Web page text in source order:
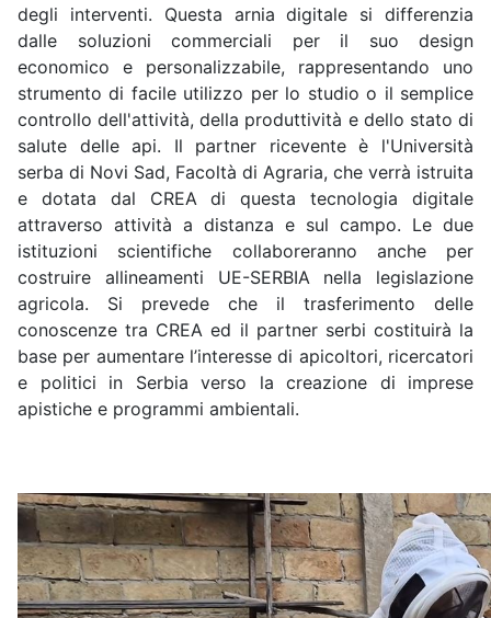
degli interventi. Questa arnia digitale si differenzia
dalle soluzioni commerciali per il suo design
economico e personalizzabile, rappresentando uno
strumento di facile utilizzo per lo studio o il semplice
controllo dell'attività, della produttività e dello stato di
salute delle api. Il partner ricevente è l'Università
serba di Novi Sad, Facoltà di Agraria, che verrà istruita
e dotata dal CREA di questa tecnologia digitale
attraverso attività a distanza e sul campo. Le due
istituzioni scientifiche collaboreranno anche per
costruire allineamenti UE-SERBIA nella legislazione
agricola. Si prevede che il trasferimento delle
conoscenze tra CREA ed il partner serbi costituirà la
base per aumentare l’interesse di apicoltori, ricercatori
e politici in Serbia verso la creazione di imprese
apistiche e programmi ambientali.